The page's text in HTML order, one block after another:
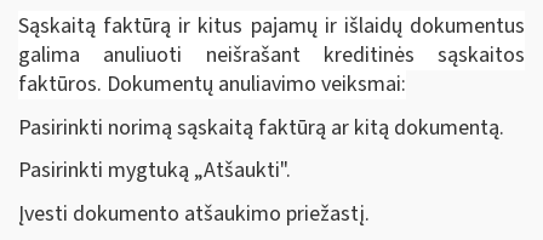
Sąskaitą faktūrą ir kitus pajamų ir išlaidų dokumentus
galima anuliuoti neišrašant kreditinės sąskaitos
faktūros. Dokumentų anuliavimo veiksmai:
Pasirinkti norimą sąskaitą faktūrą ar kitą dokumentą.
Pasirinkti mygtuką „Atšaukti".
Įvesti dokumento atšaukimo priežastį.